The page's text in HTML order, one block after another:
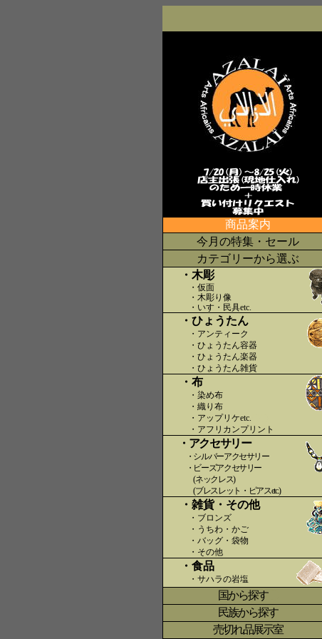
商品案内
今月の特集・セール
カテゴリーから選ぶ
・木彫
・仮面
・木彫り像
・いす・民具etc.
・ひょうたん
・アンティーク
・ひょうたん容器
・ひょうたん楽器
・ひょうたん雑貨
・布
・染め布
・織り布
・アップリケetc.
・アフリカンプリント
・アクセサリー
・シルバーアクセサリー
・ビーズアクセサリー
(ネックレス)
(ブレスレット・ピアスetc.)
・雑貨・その他
・ブロンズ
・うちわ・かご
・バッグ・袋物
・その他
・食品
・サハラの岩塩
国から探す〇
民族から探す
売切れ品展示室